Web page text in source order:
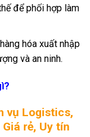
để phối hợp làm
hóa xuất nhập
và an ninh.
vụ Logistics,
rẻ, Uy tín